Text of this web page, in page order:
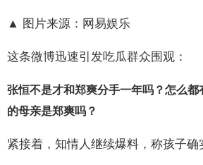
▲ 图片来源：网易娱乐
这条微博迅速引发吃瓜群众围观：
张恒不是才和郑爽分手一年吗？怎么
的母亲是郑爽吗？
紧接着，知情人继续爆料，称孩子确